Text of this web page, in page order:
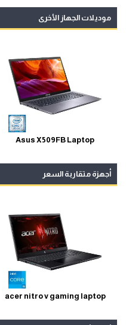
موديلات الجهاز الأخرى
Asus X509FB Laptop
أجهزة متقاربة السعر
acer nitro v gaming laptop